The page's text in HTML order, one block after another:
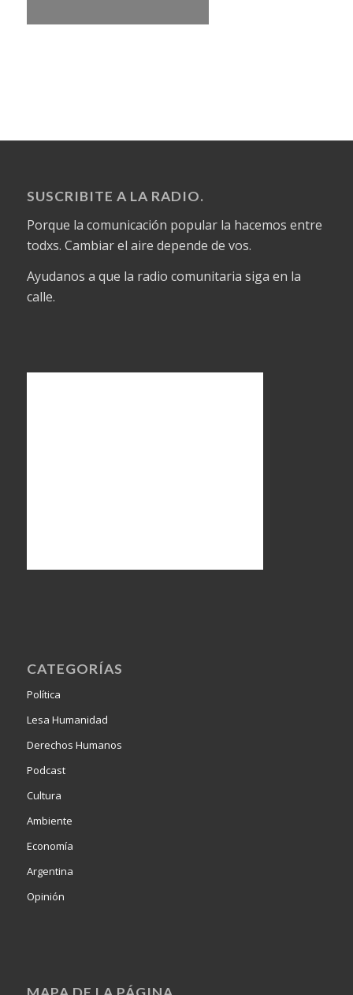
SUSCRIBITE A LA RADIO.
Porque la comunicación popular la hacemos entre
todxs. Cambiar el aire depende de vos.
Ayudanos a que la radio comunitaria siga en la
calle.
CATEGORÍAS
Política
Lesa Humanidad
Derechos Humanos
Podcast
Cultura
Ambiente
Economía
Argentina
Opinión